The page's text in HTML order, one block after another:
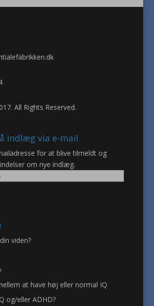
All Rights Reserved.
indlæg via e-mail
for at blive tilmeldt og
om nye indlæg.
viden?
at have høj eller normal IQ
og/eller ADHD?